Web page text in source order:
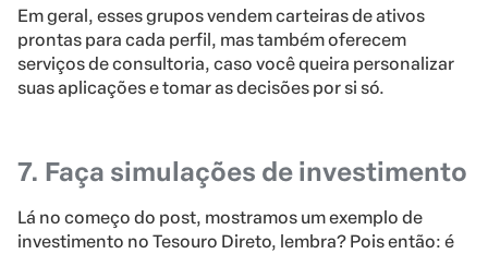
Em geral, esses grupos vendem carteiras de ativos
prontas para cada perfil, mas também oferecem
serviços de consultoria, caso você queira personalizar
suas aplicações e tomar as decisões por si só.
7. Faça simulações de investimento
Lá no começo do post, mostramos um exemplo de
investimento no Tesouro Direto, lembra? Pois então: é